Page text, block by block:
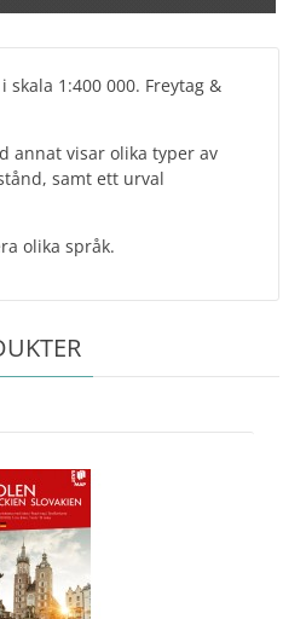
skala 1:400 000. Freytag &
annat visar olika typer av
samt ett urval
olika språk.